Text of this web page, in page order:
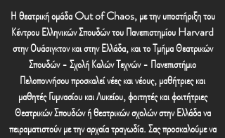
Η θεατρική ομάδα Out of Chaos, με την υποστήριξη του
Κέντρου Ελληνικών Σπουδών του Πανεπιστημίου Harvard
στην Ουάσιγκτον και στην Ελλάδα, και το Τμήμα Θεατρικών
Σπουδών - Σχολή Καλών Τεχνών - Πανεπιστήμιο
Πελοποννήσου προσκαλεί νέες και νέους, μαθήτριες και
μαθητές Γυμνασίου και Λυκείου, φοιτητές και φοιτήτριες
Θεατρικών Σπουδών ή θεατρικών σχολών στην Ελλάδα να
πειραματιστούν με την αρχαία τραγωδία. Σας προσκαλούμε να